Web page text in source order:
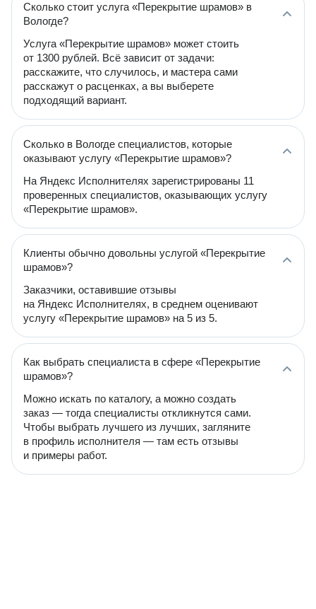
Сколько стоит услуга «Перекрытие шрамов» в
Вологде?
Услуга «Перекрытие шрамов» может стоить
от 1300 рублей. Всё зависит от задачи:
расскажите, что случилось, и мастера сами
расскажут о расценках, а вы выберете
подходящий вариант.
Сколько в Вологде специалистов, которые
оказывают услугу «Перекрытие шрамов»?
На Яндекс Исполнителях зарегистрированы 11
проверенных специалистов, оказывающих услугу
«Перекрытие шрамов».
Клиенты обычно довольны услугой «Перекрытие
шрамов»?
Заказчики, оставившие отзывы
на Яндекс Исполнителях, в среднем оценивают
услугу «Перекрытие шрамов» на 5 из 5.
Как выбрать специалиста в сфере «Перекрытие
шрамов»?
Можно искать по каталогу, а можно создать
заказ — тогда специалисты откликнутся сами.
Чтобы выбрать лучшего из лучших, загляните
в профиль исполнителя — там есть отзывы
и примеры работ.